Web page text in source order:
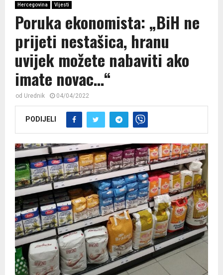
Hercegovina Vijesti
Poruka ekonomista: „BiH ne
prijeti nestašica, hranu
uvijek možete nabaviti ako
imate novac…“
od Urednik 04/04/2022
PODIJELI